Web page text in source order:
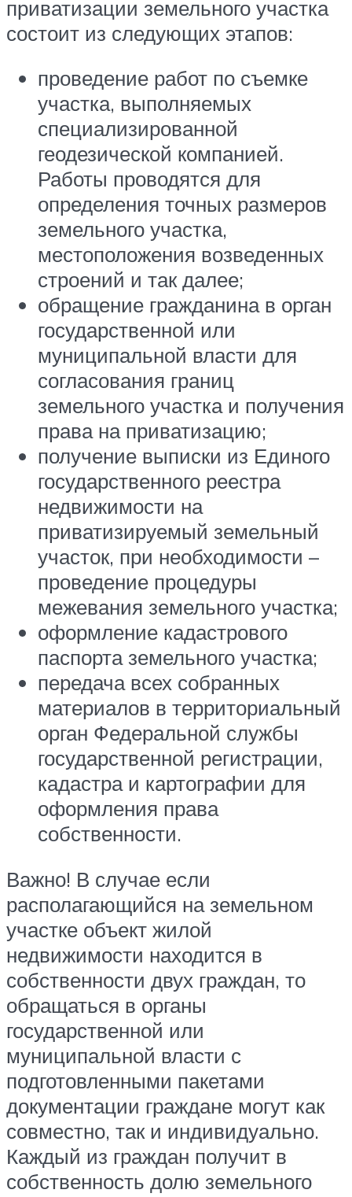
приватизации земельного участка
состоит из следующих этапов:
проведение работ по съемке
участка, выполняемых
специализированной
геодезической компанией.
Работы проводятся для
определения точных размеров
земельного участка,
местоположения возведенных
строений и так далее;
обращение гражданина в орган
государственной или
муниципальной власти для
согласования границ
земельного участка и получения
права на приватизацию;
получение выписки из Единого
государственного реестра
недвижимости на
приватизируемый земельный
участок, при необходимости –
проведение процедуры
межевания земельного участка;
оформление кадастрового
паспорта земельного участка;
передача всех собранных
материалов в территориальный
орган Федеральной службы
государственной регистрации,
кадастра и картографии для
оформления права
собственности.
Важно! В случае если
располагающийся на земельном
участке объект жилой
недвижимости находится в
собственности двух граждан, то
обращаться в органы
государственной или
муниципальной власти с
подготовленными пакетами
документации граждане могут как
совместно, так и индивидуально.
Каждый из граждан получит в
собственность долю земельного